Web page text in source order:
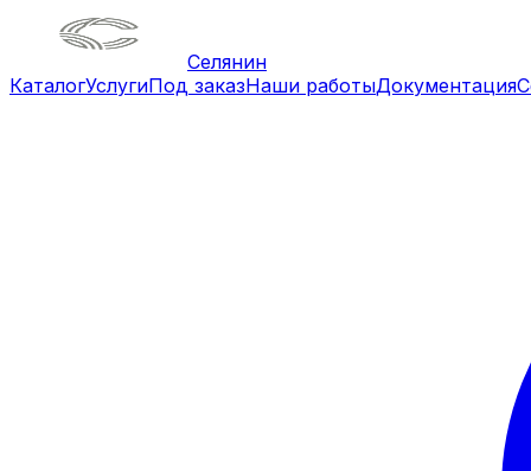
Селянин
КаталогУслугиПод заказНаши работыДокументация